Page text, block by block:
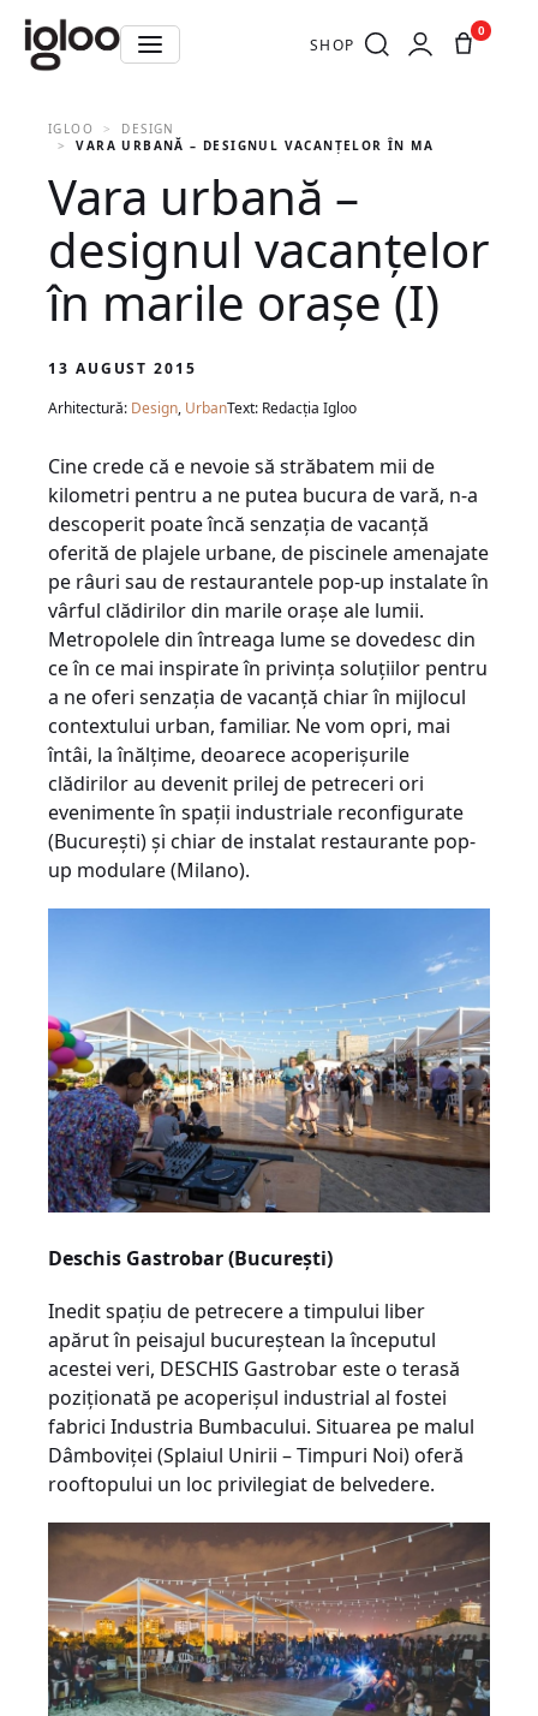
SHOP
0
IGLOO
DESIGN
VARA URBANĂ – DESIGNUL VACANȚELOR ÎN MARILE ORAȘE
Vara urbană –
designul vacanțelor
în marile orașe (I)
13 AUGUST 2015
Arhitectură: Design, UrbanText: Redacția Igloo
Cine crede că e nevoie să străbatem mii de
kilometri pentru a ne putea bucura de vară, n-a
descoperit poate încă senzaţia de vacanţă
oferită de plajele urbane, de piscinele amenajate
pe râuri sau de restaurantele pop-up instalate în
vârful clădirilor din marile oraşe ale lumii.
Metropolele din întreaga lume se dovedesc din
ce în ce mai inspirate în privinţa soluţiilor pentru
a ne oferi senzaţia de vacanţă chiar în mijlocul
contextului urban, familiar. Ne vom opri, mai
întâi, la înălțime, deoarece acoperişurile
clădirilor au devenit prilej de petreceri ori
evenimente în spaţii industriale reconfigurate
(Bucureşti) şi chiar de instalat restaurante pop-
up modulare (Milano).
Deschis Gastrobar (București)
Inedit spaţiu de petrecere a timpului liber
apărut în peisajul bucureştean la începutul
acestei veri, DESCHIS Gastrobar este o terasă
poziţionată pe acoperişul industrial al fostei
fabrici Industria Bumbacului. Situarea pe malul
Dâmboviţei (Splaiul Unirii – Timpuri Noi) oferă
rooftopului un loc privilegiat de belvedere.